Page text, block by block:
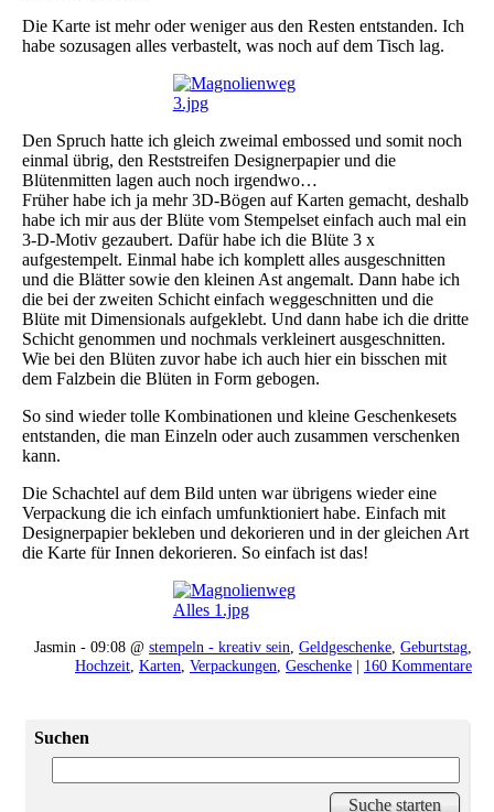
Die Karte ist mehr oder weniger aus den Resten entstanden. Ich
habe sozusagen alles verbastelt, was noch auf dem Tisch lag.
Den Spruch hatte ich gleich zweimal embossed und somit noch
einmal übrig, den Reststreifen Designerpapier und die
Blütenmitten lagen auch noch irgendwo…
Früher habe ich ja mehr 3D-Bögen auf Karten gemacht, deshalb
habe ich mir aus der Blüte vom Stempelset einfach auch mal ein
3-D-Motiv gezaubert. Dafür habe ich die Blüte 3 x
aufgestempelt. Einmal habe ich komplett alles ausgeschnitten
und die Blätter sowie den kleinen Ast angemalt. Dann habe ich
die bei der zweiten Schicht einfach weggeschnitten und die
Blüte mit Dimensionals aufgeklebt. Und dann habe ich die dritte
Schicht genommen und nochmals verkleinert ausgeschnitten.
Wie bei den Blüten zuvor habe ich auch hier ein bisschen mit
dem Falzbein die Blüten in Form gebogen.
So sind wieder tolle Kombinationen und kleine Geschenkesets
entstanden, die man Einzeln oder auch zusammen verschenken
kann.
Die Schachtel auf dem Bild unten war übrigens wieder eine
Verpackung die ich einfach umfunktioniert habe. Einfach mit
Designerpapier bekleben und dekorieren und in der gleichen Art
die Karte für Innen dekorieren. So einfach ist das!
Jasmin - 09:08 @ stempeln - kreativ sein Geldgeschenke Geburtstag
Hochzeit Karten Verpackungen Geschenke | 160 Kommentare
Suchen